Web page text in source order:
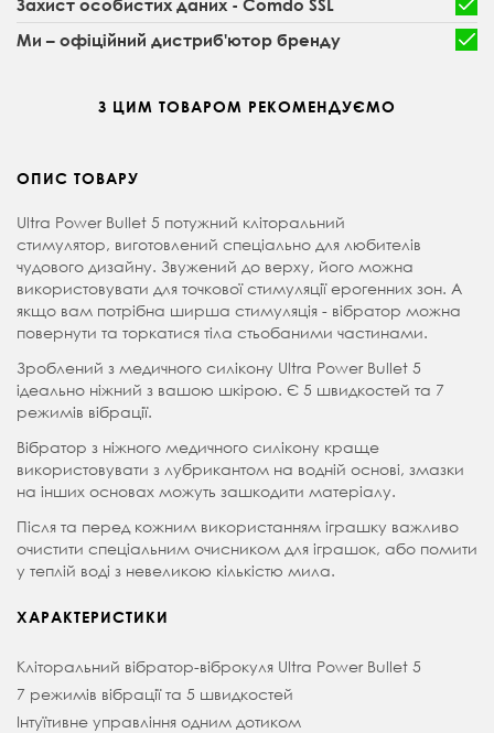
Ми – офіційний дистриб'ютор бренду
З ЦИМ ТОВАРОМ РЕКОМЕНДУЄМО
ОПИС ТОВАРУ
Ultra Power Bullet 5 потужний кліторальний
стимулятор, виготовлений спеціально для любителів
чудового дизайну. Звужений до верху, його можна
використовувати для точкової стимуляції ерогенних зон. А
якщо вам потрібна ширша стимуляція - вібратор можна
повернути та торкатися тіла стьобаними частинами.
Зроблений з медичного силікону Ultra Power Bullet 5
ідеально ніжний з вашою шкірою. Є 5 швидкостей та 7
режимів вібрації.
Вібратор з ніжного медичного силікону краще
використовувати з лубрикантом на водній основі, змазки
на інших основах можуть зашкодити матеріалу.
Після та перед кожним використанням іграшку важливо
очистити спеціальним очисником для іграшок, або помити
у теплій воді з невеликою кількістю мила.
ХАРАКТЕРИСТИКИ
Кліторальний вібратор-віброкуля Ultra Power Bullet 5
7 режимів вібрації та 5 швидкостей
Інтуїтивне управління одним дотиком